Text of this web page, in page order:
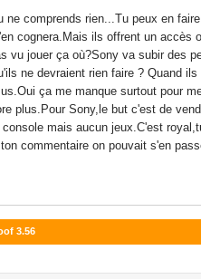
ne comprends rien...Tu peux en
cognera.Mais ils offrent un
vu jouer ça où?Sony va subir des
ne devraient rien faire ? Quand
ça me manque surtout pour
plus.Pour Sony,le but c'est de
mais aucun jeux.C'est
commentaire on pouvait s'en
3.56